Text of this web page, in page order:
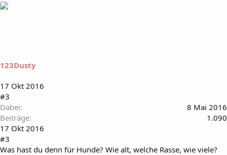
123Dusty
17 Okt 2016
#3
Dabei
8 Mai 2016
Beiträge
1.090
17 Okt 2016
#3
Was hast du denn für Hunde? Wie alt, welche Rasse, wie viele?